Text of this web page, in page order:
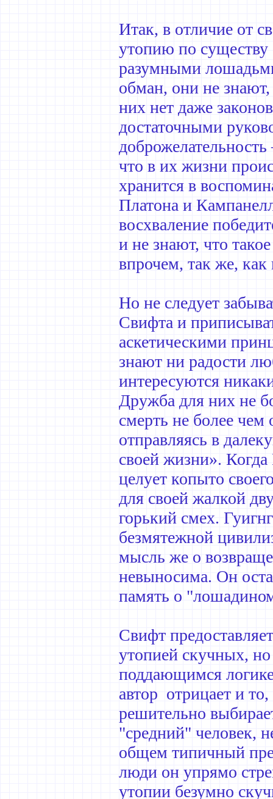
Итак, в отличие от
утопию по
разумными
обман, они не знают,
них нет даже
достаточными
что в их жизни
хранится в
Платона и
восхваление
и не знают, что
впрочем, так же,
Но не следует
Свифта и
аскетическими
знают ни радости
интересуются
Дружба для них не
смерть не более
отправляясь в
своей жизни». Когда
целует копыто
для своей жалкой
горький смех.
безмятежной
мысль же о
невыносима. Он
память о
Свифт
утопией скучных,
поддающимся
автор отрицает и
решительно
"средний" человек,
общем типичный
люди он упрямо
утопии безумно